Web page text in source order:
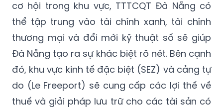
cơ hội trong khu vực, TTTCQT Đà Nẵng có
thể tập trung vào tài chính xanh, tài chính
thương mại và đổi mới kỹ thuật số sẽ giúp
Đà Nẵng tạo ra sự khác biệt rõ nét. Bên cạnh
đó, khu vực kinh tế đặc biệt (SEZ) và cảng tự
do (Le Freeport) sẽ cung cấp các lợi thế về
thuế và giải pháp lưu trữ cho các tài sản có